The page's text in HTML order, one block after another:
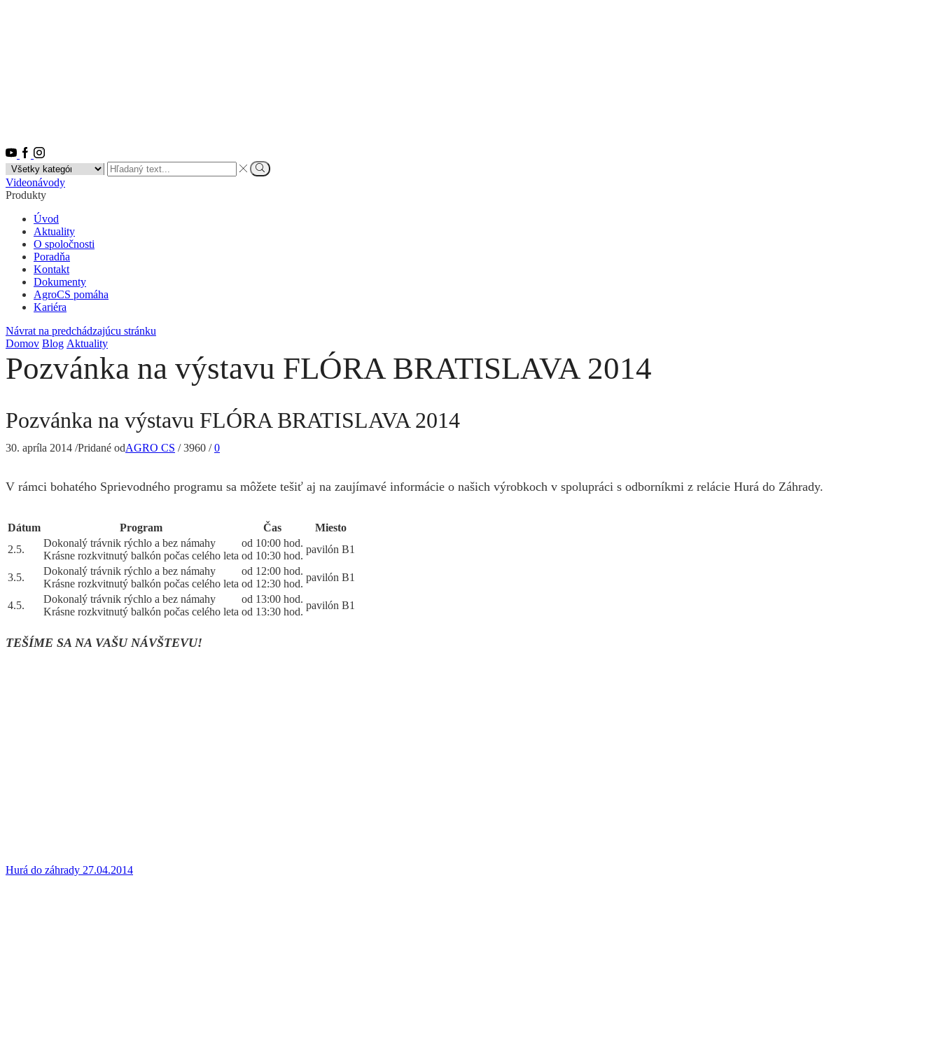
Youtube
Facebook
Instagram
Search
input
Vyhľadať
Videonávody
Produkty
Úvod
Aktuality
O spoločnosti
Poradňa
Kontakt
Dokumenty
AgroCS pomáha
Kariéra
Návrat na predchádzajúcu stránku
Domov Blog Aktuality
Pozvánka na výstavu FLÓRA BRATISLAVA 2014
Pozvánka na výstavu FLÓRA BRATISLAVA 2014
30. apríla 2014 /Pridané odAGRO CS / 3960 / 0
V rámci bohatého Sprievodného programu sa môžete tešiť aj na zaujímavé informácie o našich výrobkoch v spolupráci s odborníkmi z relácie Hurá do Záhrady.
Dátum Program Čas
Miesto
2.5.
Dokonalý trávnik rýchlo a bez námahy
Krásne rozkvitnutý balkón počas celého leta
od 10:00 hod.
od 10:30 hod.
pavilón B1
3.5.
Dokonalý trávnik rýchlo a bez námahy
Krásne rozkvitnutý balkón počas celého leta
od 12:00 hod.
od 12:30 hod.
pavilón B1
4.5.
Dokonalý trávnik rýchlo a bez námahy
Krásne rozkvitnutý balkón počas celého leta
od 13:00 hod.
od 13:30 hod.
pavilón B1
TEŠÍME SA NA VAŠU NÁVŠTEVU!
Hurá do záhrady 27.04.2014